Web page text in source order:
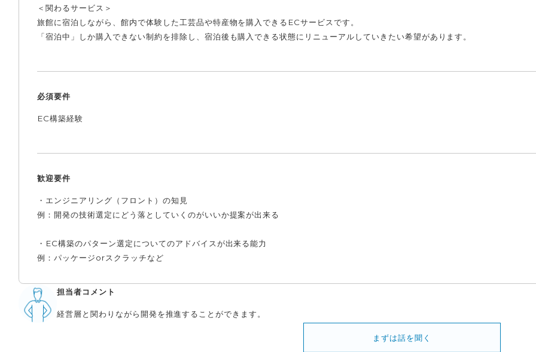
＜関わるサービス＞
旅館に宿泊しながら、館内で体験した工芸品や特産物を購入できるECサービスです。
「宿泊中」しか購入できない制約を排除し、宿泊後も購入できる状態にリニューアルしていきたい希望があります。
必須要件
EC構築経験
歓迎要件
・エンジニアリング（フロント）の知見
例：開発の技術選定にどう落としていくのがいいか提案が出来る
・EC構築のパターン選定についてのアドバイスが出来る能力
例：パッケージorスクラッチなど
担当者コメント
経営層と関わりながら開発を推進することができます。
まずは話を聞く